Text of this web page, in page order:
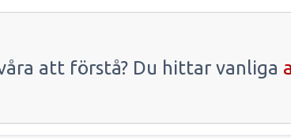
att förstå? Du hittar vanliga